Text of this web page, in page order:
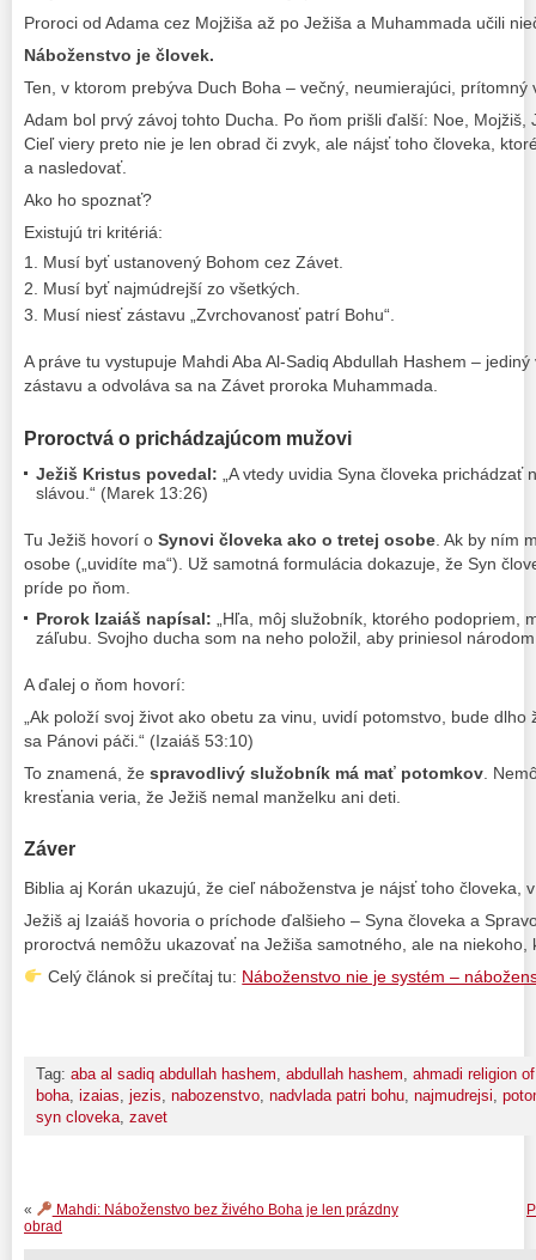
Proroci od Adama cez Mojžiša až po Ježiša a Muhammada učili
Náboženstvo je človek.
Ten, v ktorom prebýva Duch Boha – večný, neumierajúci, prítomný
Adam bol prvý závoj tohto Ducha. Po ňom prišli ďalší: Noe, Mojžiš,
Cieľ viery preto nie je len obrad či zvyk, ale nájsť toho človeka,
a nasledovať.
Ako ho spoznať?
Existujú tri kritériá:
Musí byť ustanovený Bohom cez Závet.
Musí byť najmúdrejší zo všetkých.
Musí niesť zástavu „Zvrchovanosť patrí Bohu“.
A práve tu vystupuje Mahdi Aba Al-Sadiq Abdullah Hashem –
zástavu a odvoláva sa na Závet proroka Muhammada.
Proroctvá o prichádzajúcom mužovi
Ježiš Kristus povedal: „A vtedy uvidia Syna človeka
slávou.“ (Marek 13:26)
Tu Ježiš hovorí o Synovi človeka ako o tretej osobe. Ak by ním
osobe („uvidíte ma“). Už samotná formulácia dokazuje, že Syn
príde po ňom.
Prorok Izaiáš napísal: „Hľa, môj služobník, ktorého podopriem,
záľubu. Svojho ducha som na neho položil, aby priniesol
A ďalej o ňom hovorí:
„Ak položí svoj život ako obetu za vinu, uvidí potomstvo, bude
sa Pánovi páči.“ (Izaiáš 53:10)
To znamená, že spravodlivý služobník má mať potomkov.
kresťania veria, že Ježiš nemal manželku ani deti.
Záver
Biblia aj Korán ukazujú, že cieľ náboženstva je nájsť toho človeka,
Ježiš aj Izaiáš hovoria o príchode ďalšieho – Syna človeka a
proroctvá nemôžu ukazovať na Ježiša samotného, ale na niekoho,
Celý článok si prečítaj tu: Náboženstvo nie je systém –
Tag: aba al sadiq abdullah hashem, abdullah hashem, ahmadi religion
boha, izaias, jezis, nabozenstvo, nadvlada patri bohu, najmudrejsi,
syn cloveka, zavet
«
Mahdi: Náboženstvo bez živého Boha je len prázdny
obrad